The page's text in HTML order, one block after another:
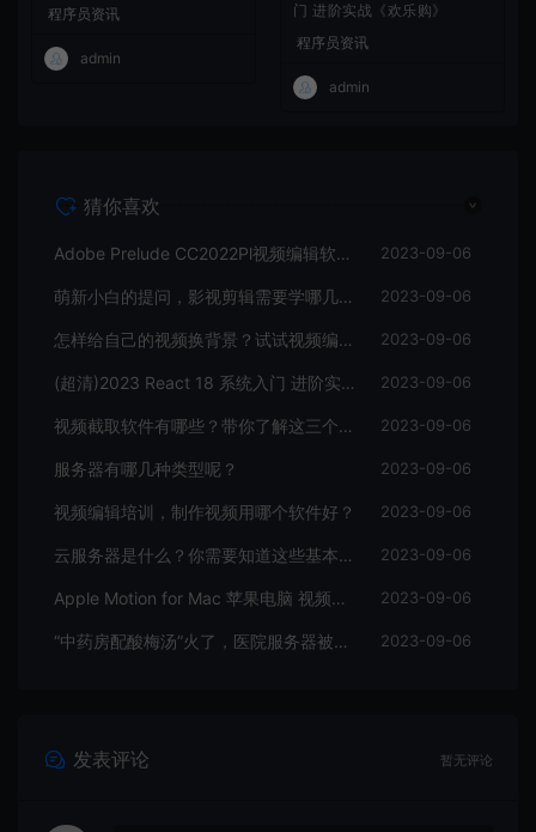
程序员资讯
admin
门 进阶实战《欢乐购》
程序员资讯
admin
猜你喜欢
Adobe Prelude CC2022Pl视频编辑软件中文直装版 2023-09-06
萌新小白的提问，影视剪辑需要学哪几个软件？ 2023-09-06
怎样给自己的视频换背景？试试视频编辑软件 2023-09-06
(超清)2023 React 18 系统入门 进阶实战《欢乐购》 2023-09-06
视频截取软件有哪些？带你了解这三个视频编辑软件 2023-09-06
服务器有哪几种类型呢？ 2023-09-06
视频编辑培训，制作视频用哪个软件好？ 2023-09-06
云服务器是什么？你需要知道这些基本知识 2023-09-06
Apple Motion for Mac 苹果电脑 视频编辑软件 2023-09-06
“中药房配酸梅汤”火了，医院服务器被挤爆，网友：更适合中国宝宝体质 2023-09-06
发表评论 暂无评论